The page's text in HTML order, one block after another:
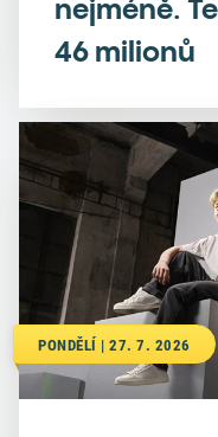
nejméně.
46 milionů
PONDĚLÍ | 27. 7. 2026